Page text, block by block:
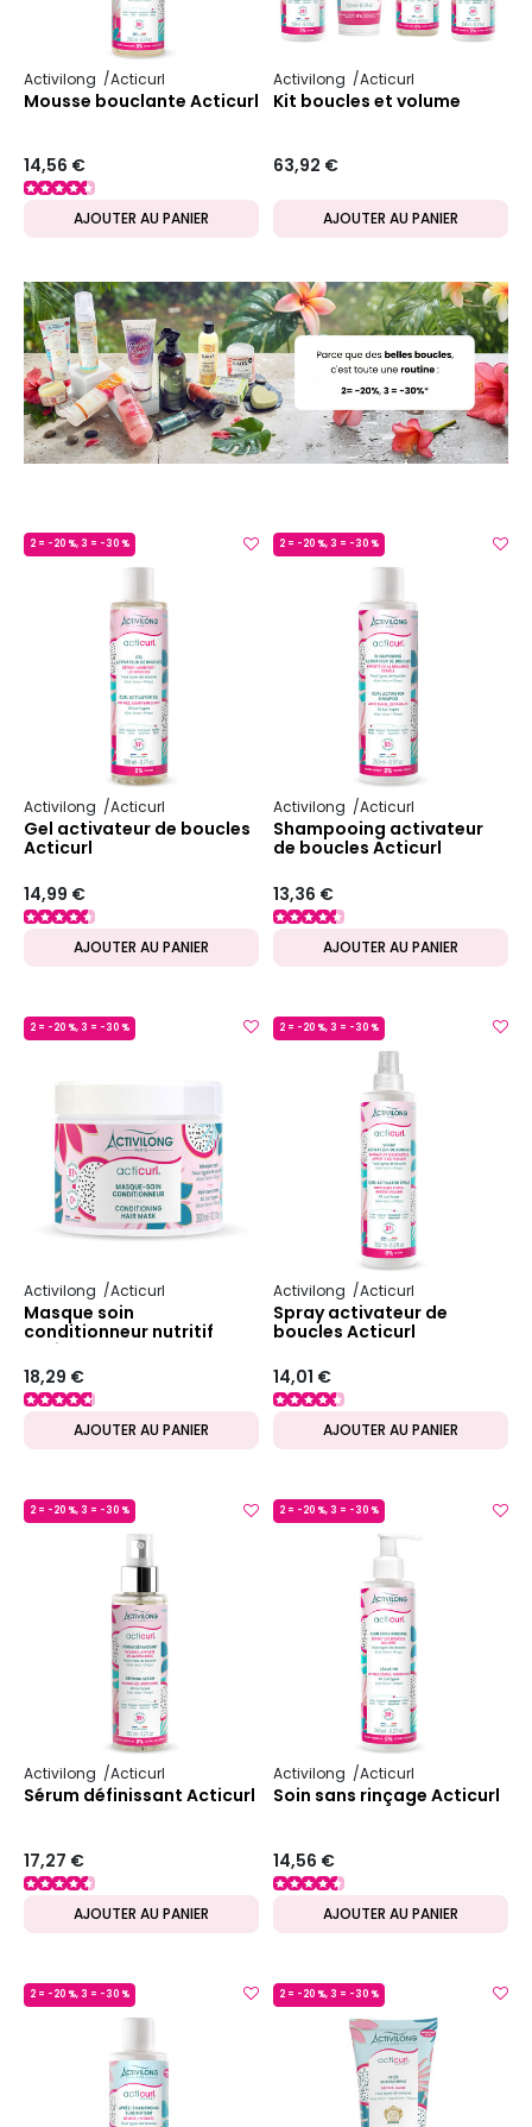
Activilong Acticurl
Mousse bouclante Acticurl
14,56 €
AJOUTER AU PANIER
Activilong Acticurl
Kit boucles et volume
63,92 €
AJOUTER AU PANIER
2 = -20 %, 3 = -30 %
Activilong Acticurl
Gel activateur de boucles
Acticurl
14,99 €
AJOUTER AU PANIER
2 = -20 %, 3 = -30 %
Activilong Acticurl
Shampooing activateur
de boucles Acticurl
13,36 €
AJOUTER AU PANIER
2 = -20 %, 3 = -30 %
Activilong Acticurl
Masque soin
conditionneur nutritif
Acticurl
18,29 €
AJOUTER AU PANIER
2 = -20 %, 3 = -30 %
Activilong Acticurl
Spray activateur de
boucles Acticurl
14,01 €
AJOUTER AU PANIER
2 = -20 %, 3 = -30 %
Activilong Acticurl
Sérum définissant Acticurl
17,27 €
AJOUTER AU PANIER
2 = -20 %, 3 = -30 %
Activilong Acticurl
Soin sans rinçage Acticurl
14,56 €
AJOUTER AU PANIER
2 = -20 %, 3 = -30 % 2 = -20 %, 3 = -30 %
MADE IN FRANCE